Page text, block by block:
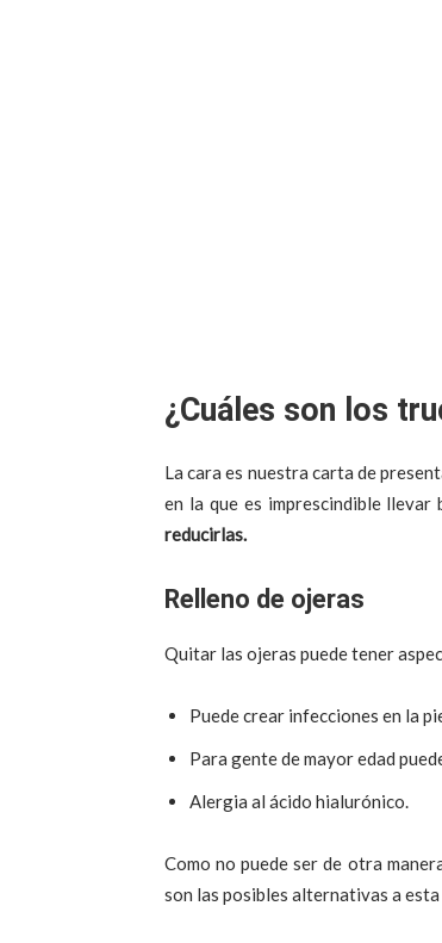
¿Cuáles son los
La cara es nuestra carta de
en la que es imprescindible
reducirlas.
Relleno de ojeras
Quitar las ojeras puede tener
Puede crear infecciones en la
Para gente de mayor edad
Alergia al ácido hialurónico.
Como no puede ser de otra
son las posibles alternativas a